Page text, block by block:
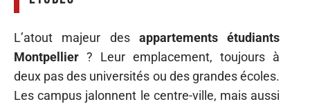
L’atout majeur des appartements étudiants
Montpellier ? Leur emplacement, toujours à
deux pas des universités ou des grandes écoles.
Les campus jalonnent le centre-ville, mais aussi